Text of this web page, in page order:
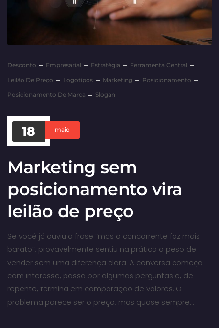
Desconto Empresarial Estratégia
Ferramenta Central
Leilão De Preço
Logotipos Marketing
Posicionamento
Posicionamento De Marca
Slogan
18 maio
Marketing sem
posicionamento vira
leilão de preço
Se você já ouviu a frase “mas o concorrente faz mais
barato”, provavelmente sentiu na prática o peso de
vender sem uma diferença clara. A conversa começa
com interesse, passa por algumas perguntas e, de
repente, termina em comparação de valores. O
problema parece ser o preço, mas quase sempre…